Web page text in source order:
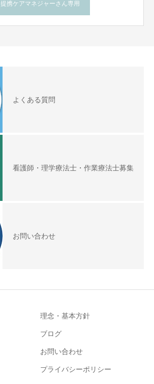
提携ケアマネジャーさん専用
よくある質問
看護師・理学療法士・作業療法士募集
お問い合わせ
理念・基本方針
ブログ
お問い合わせ
プライバシーポリシー